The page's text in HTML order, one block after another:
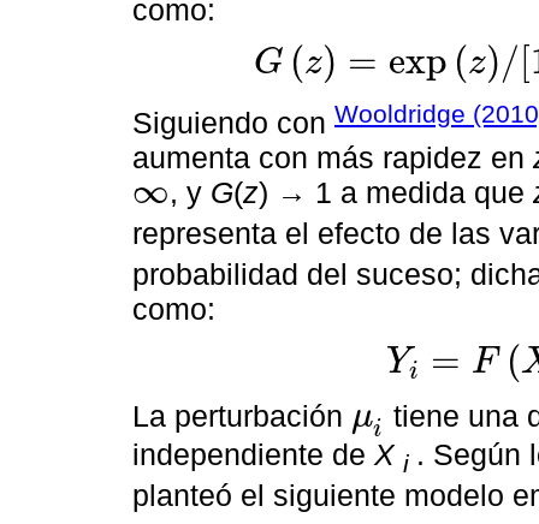
como:
G (z) = exp (z)/[
Gz= expz/ [1 exp ]= Λ(z )
Siguiendo con Wooldridge
aumenta con más rapidez en
∞
∞ , y G(z) → 1 a medida que
representa el efecto de las
probabilidad del suceso;
como:
Yi = F (
Yi=F i, βi+ μi
La perturbación μi
μi
tiene una
independiente de X i . Según
planteó el siguiente modelo